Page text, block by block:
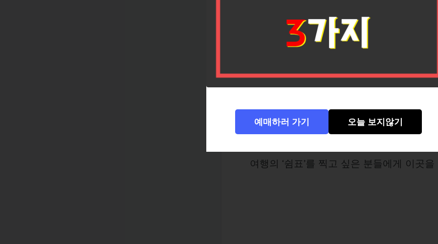
화롄은 아름다운 해안과 협곡으로 유명하
니다.
난 건, 마치 꿈속에서만 보던 장면처럼 황
사람도 북적이지 않고, 상업적인 냄새도
여행의 ‘쉼표’를 찍고 싶은 분들에게 이곳
예매하러 가기 오늘 보지않기